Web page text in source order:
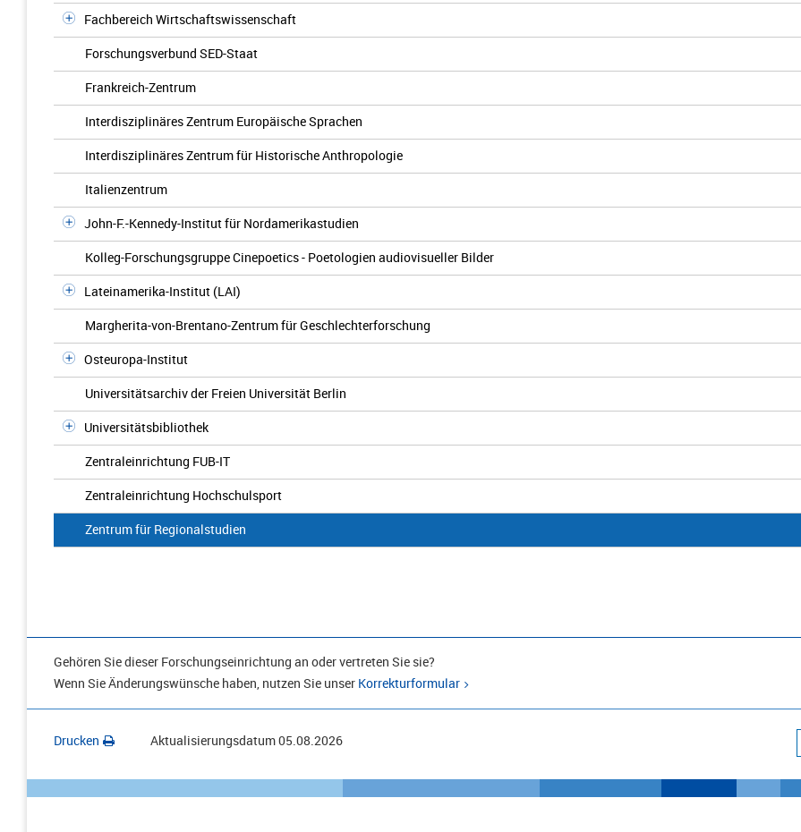
Fachbereich Wirtschaftswissenschaft
Forschungsverbund SED-Staat
Frankreich-Zentrum
Interdisziplinäres Zentrum Europäische Sprachen
Interdisziplinäres Zentrum für Historische Anthropologie
Italienzentrum
John-F.-Kennedy-Institut für Nordamerikastudien
Kolleg-Forschungsgruppe Cinepoetics - Poetologien audiovisueller Bilder
Lateinamerika-Institut (LAI)
Margherita-von-Brentano-Zentrum für Geschlechterforschung
Osteuropa-Institut
Universitätsarchiv der Freien Universität Berlin
Universitätsbibliothek
Zentraleinrichtung FUB-IT
Zentraleinrichtung Hochschulsport
Zentrum für Regionalstudien
Gehören Sie dieser Forschungseinrichtung an oder vertreten Sie sie?
Wenn Sie Änderungswünsche haben, nutzen Sie unser Korrekturformular
Drucken Aktualisierungsdatum05.08.2026